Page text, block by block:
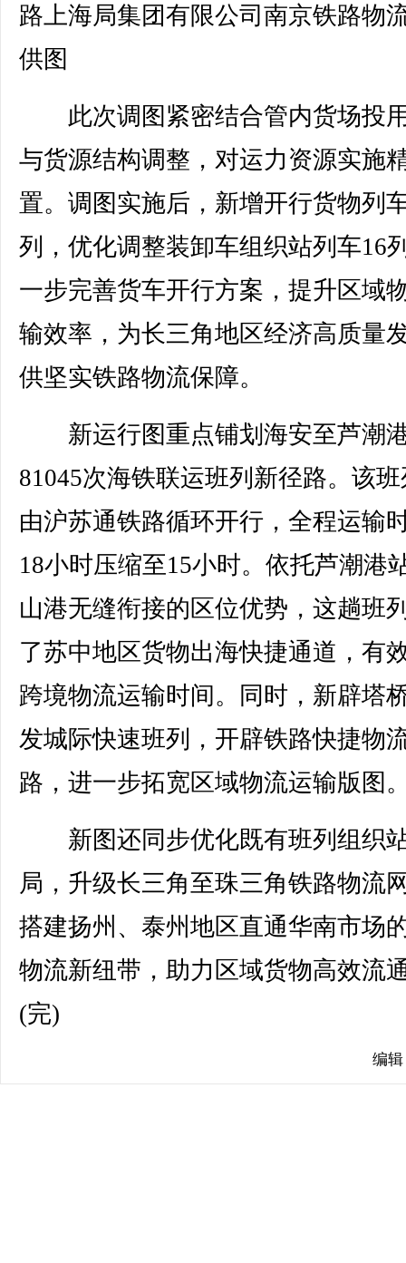
路上海局集团有限公司南京铁路物
供图
此次调图紧密结合管内货场投
与货源结构调整，对运力资源实施
置。调图实施后，新增开行货物列
列，优化调整装卸车组织站列车16
一步完善货车开行方案，提升区域
输效率，为长三角地区经济高质量
供坚实铁路物流保障。
新运行图重点铺划海安至芦潮
81045次海铁联运班列新径路。该
由沪苏通铁路循环开行，全程运输
18小时压缩至15小时。依托芦潮港
山港无缝衔接的区位优势，这趟班
了苏中地区货物出海快捷通道，有
跨境物流运输时间。同时，新辟塔
发城际快速班列，开辟铁路快捷物
路，进一步拓宽区域物流运输版图
新图还同步优化既有班列组织
局，升级长三角至珠三角铁路物流
搭建扬州、泰州地区直通华南市场
物流新纽带，助力区域货物高效流
(完)
编